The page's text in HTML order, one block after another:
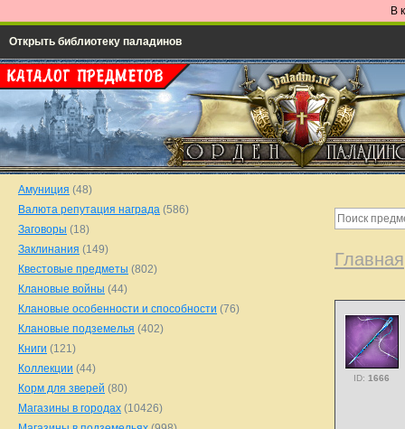
В
Открыть библиотеку паладинов
Главная
ID: 1666
Амуниция (48)
Валюта репутация награда (586)
Заговоры (18)
Заклинания (149)
Квестовые предметы (802)
Клановые войны (44)
Клановые особенности и способности (76)
Клановые подземелья (402)
Книги (121)
Коллекции (44)
Корм для зверей (80)
Магазины в городах (10426)